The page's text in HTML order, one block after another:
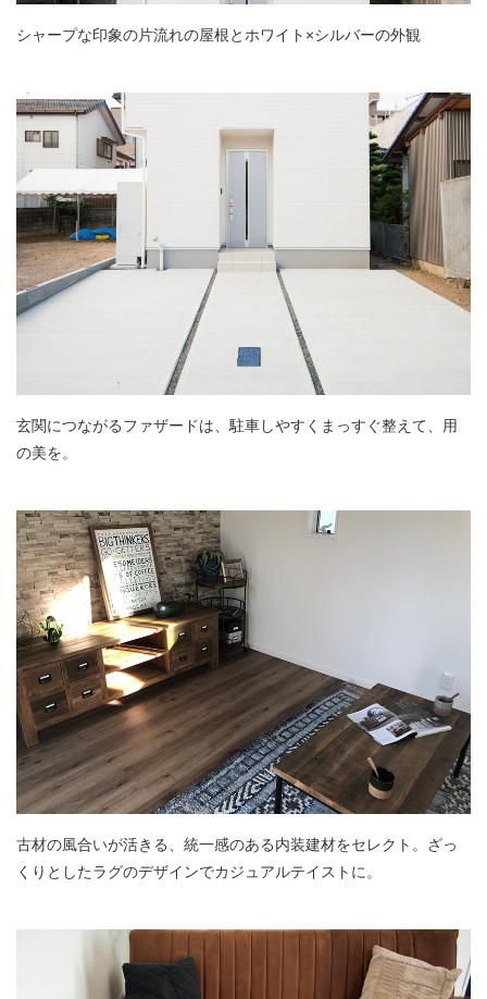
シャープな印象の片流れの屋根とホワイト×シルバーの外観
玄関につながるファザードは、駐車しやすくまっすぐ整えて、用
の美を。
古材の風合いが活きる、統一感のある内装建材をセレクト。ざっ
くりとしたラグのデザインでカジュアルテイストに。